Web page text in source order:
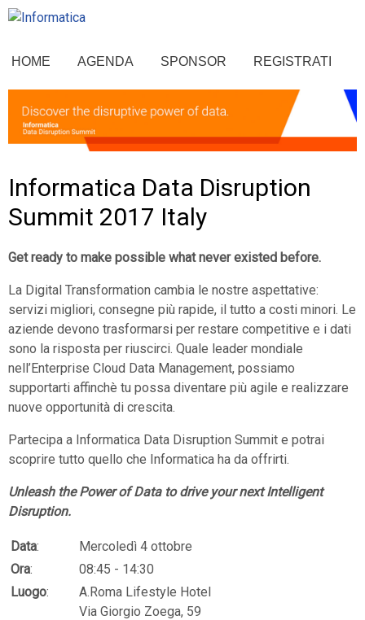
HOME AGENDA SPONSOR REGISTRATI
Informatica Data Disruption
Summit 2017 Italy
Get ready to make possible what never existed before.
La Digital Transformation cambia le nostre aspettative:
servizi migliori, consegne più rapide, il tutto a costi minori. Le
aziende devono trasformarsi per restare competitive e i dati
sono la risposta per riuscirci. Quale leader mondiale
nell’Enterprise Cloud Data Management, possiamo
supportarti affinchè tu possa diventare più agile e realizzare
nuove opportunità di crescita.
Partecipa a Informatica Data Disruption Summit e potrai
scoprire tutto quello che Informatica ha da offrirti.
Unleash the Power of Data to drive your next Intelligent
Disruption.
Data:
Mercoledì 4 ottobre
Ora:
08:45 - 14:30
Luogo:
A.Roma Lifestyle Hotel
Via Giorgio Zoega, 59